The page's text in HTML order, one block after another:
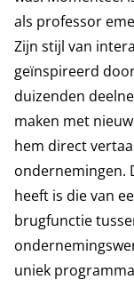
als professor
Zijn stijl van
geïnspireerd
duizenden
maken met
hem direct
ondernemingen.
heeft is die van
brugfunctie
uniek